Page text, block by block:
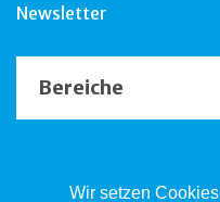
Wir setzen
Newsletter
Bereiche